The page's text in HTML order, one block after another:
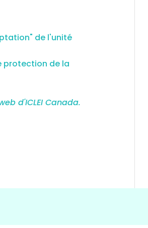
de l'unité
protection de la
d'ICLEI Canada.